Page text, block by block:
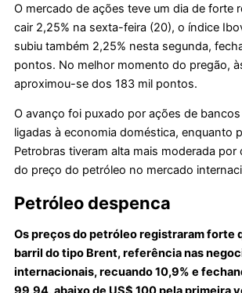
O mercado de ações teve um dia de forte
cair 2,25% na sexta-feira (20), o índice
subiu também 2,25% nesta segunda,
pontos. No melhor momento do pregão,
aproximou-se dos 183 mil pontos.
O avanço foi puxado por ações de
ligadas à economia doméstica, enquanto
Petrobras tiveram alta mais moderada por
do preço do petróleo no mercado
Petróleo despenca
Os preços do petróleo registraram forte
barril do tipo Brent, referência nas
internacionais, recuando 10,9% e